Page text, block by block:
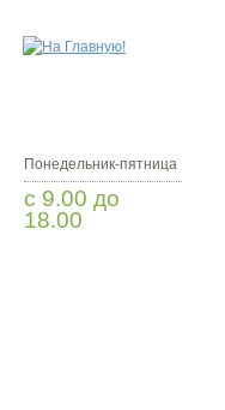
Понедельник-пятница
с 9.00 до
18.00